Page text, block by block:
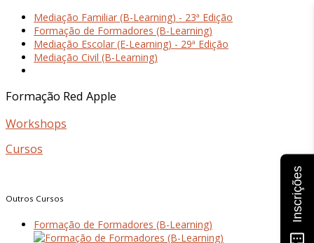
Mediação Familiar (B-Learning) - 23ª Edição
Formação de Formadores (B-Learning)
Mediação Escolar (E-Learning) - 29ª Edição
Mediação Civil (B-Learning)
Formação Red Apple
Workshops
Cursos
Outros Cursos
Formação de Formadores (B-Learning)
Inscrições